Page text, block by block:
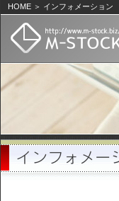
HOME ＞ インフォメーション